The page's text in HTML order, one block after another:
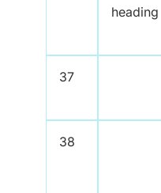
heading
37
38